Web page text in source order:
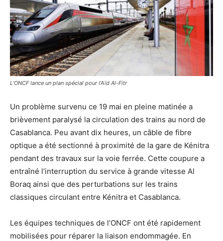
L’ONCF lance un plan spécial pour l’Aïd Al-Fitr
Un problème survenu ce 19 mai en pleine matinée a
brièvement paralysé la circulation des trains au nord de
Casablanca. Peu avant dix heures, un câble de fibre
optique a été sectionné à proximité de la gare de Kénitra
pendant des travaux sur la voie ferrée. Cette coupure a
entraîné l’interruption du service à grande vitesse Al
Boraq ainsi que des perturbations sur les trains
classiques circulant entre Kénitra et Casablanca.
Les équipes techniques de l’ONCF ont été rapidement
mobilisées pour réparer la liaison endommagée. En